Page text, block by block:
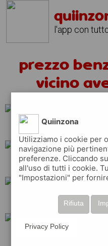
l'app con
prezzo
vicino
esso
Quiinzona
Utilizziamo i cookie per
navigazione più
preferenze. Cliccando
all'uso di tutti i cookie.
"Impostazioni" per
Rifiuta
Privacy Policy